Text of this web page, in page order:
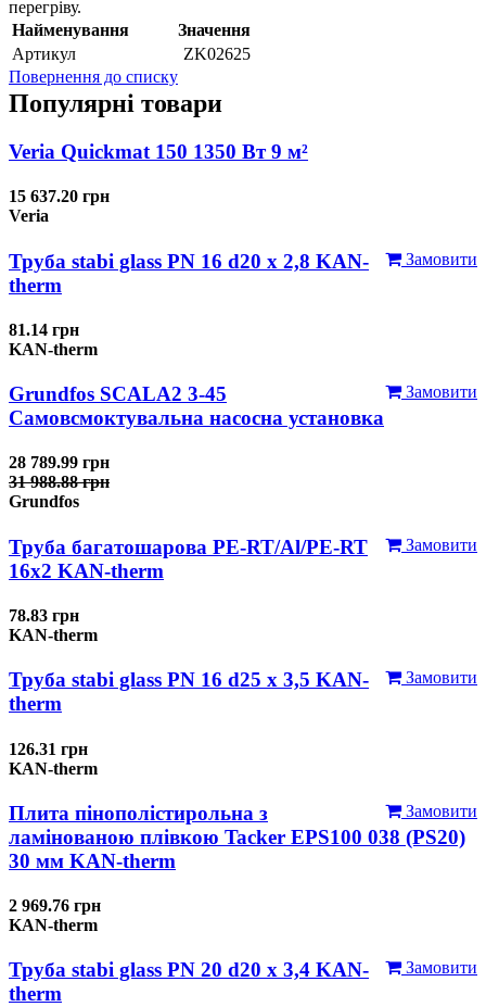
перегріву.
Найменування
Значення
Артикул
ZK02625
Повернення до списку
Популярні товари
Veria Quickmat 150 1350 Вт 9 м²
15 637.20 грн
Veria
Замовити
Труба stabi glass PN 16 d20 х 2,8 KAN-
therm
81.14 грн
KAN-therm
Замовити
Grundfos SCALA2 3-45
Самовсмоктувальна насосна установка
28 789.99 грн
31 988.88 грн
Grundfos
Замовити
Труба багатошарова PE-RT/Al/PE-RT
16x2 KAN-therm
78.83 грн
KAN-therm
Замовити
Труба stabi glass PN 16 d25 х 3,5 KAN-
therm
126.31 грн
KAN-therm
Замовити
Плита пінополістирольна з
ламінованою плівкою Tacker EPS100 038 (PS20)
30 мм KAN-therm
2 969.76 грн
KAN-therm
Замовити
Труба stabi glass PN 20 d20 х 3,4 KAN-
therm